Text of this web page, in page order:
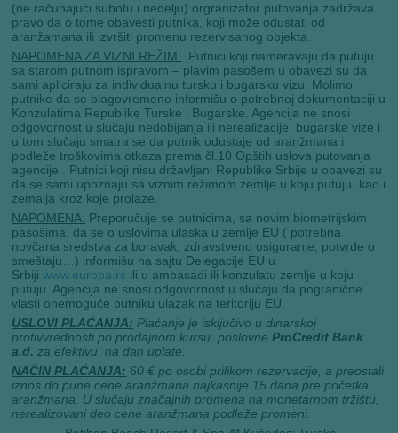
(ne računajući subotu i nedelju) orgranizator putovanja zadržava
pravo da o tome obavesti putnika, koji može odustati od
aranžamana ili izvršiti promenu rezervisanog objekta.
NAPOMENA ZA VIZNI REŽIM: Putnici koji nameravaju da putuju
sa starom putnom ispravom – plavim pasošem u obavezi su da
sami apliciraju za individualnu tursku i bugarsku vizu. Molimo
putnike da se blagovremeno informišu o potrebnoj dokumentaciji u
Konzulatima Republike Turske i Bugarske. Agencija ne snosi
odgovornost u slučaju nedobijanja ili nerealizacije bugarske vize i
u tom slučaju smatra se da putnik odustaje od aranžmana i
podleže troškovima otkaza prema čl.10 Opštih uslova putovanja
agencije . Putnici koji nisu državljani Republike Srbije u obavezi su
da se sami upoznaju sa viznim režimom zemlje u koju putuju, kao i
zemalja kroz koje prolaze.
NAPOMENA: Preporučuje se putnicima, sa novim biometrijskim
pasošima, da se o uslovima ulaska u zemlje EU ( potrebna
novčana sredstva za boravak, zdravstveno osiguranje, potvrde o
smeštaju…) informišu na sajtu Delegacije EU u
Srbijiwww.europa.rs ili u ambasadi ili konzulatu zemlje u koju
putuju. Agencija ne snosi odgovornost u slučaju da pogranične
vlasti onemoguće putniku ulazak na teritoriju EU.
USLOVI PLAĆANJA: Plaćanje je isključivo u dinarskoj
protivvrednosti po prodajnom kursu poslovne ProCredit Bank
a.d. za efektivu, na dan uplate.
NAČIN PLAĆANJA: 60 € po osobi prilikom rezervacije, a preostali
iznos do pune cene aranžmana najkasnije 15 dana pre početka
aranžmana. U slučaju značajnih promena na monetarnom tržištu,
nerealizovani deo cene aranžmana podleže promeni.